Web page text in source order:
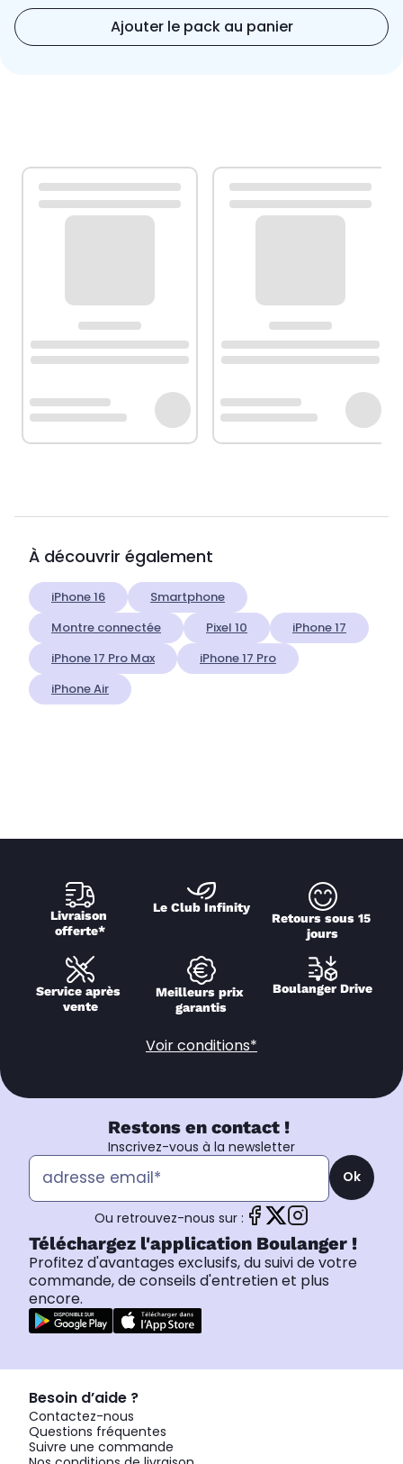
Ajouter le pack au panier
À découvrir également
iPhone 16
Smartphone
Montre connectée
Pixel 10
iPhone 17
iPhone 17 Pro Max
iPhone 17 Pro
iPhone Air
Livraison
offerte*
Le Club Infinity
Retours sous 15
jours
Service après
vente
Meilleurs prix
garantis
Boulanger Drive
Voir conditions*
Restons en contact !
Inscrivez-vous à la newsletter
Ok
Ou retrouvez-nous sur :
Téléchargez l'application Boulanger !
Profitez d'avantages exclusifs, du suivi de votre
commande, de conseils d'entretien et plus
encore.
Besoin d’aide ?
Contactez-nous
Questions fréquentes
Suivre une commande